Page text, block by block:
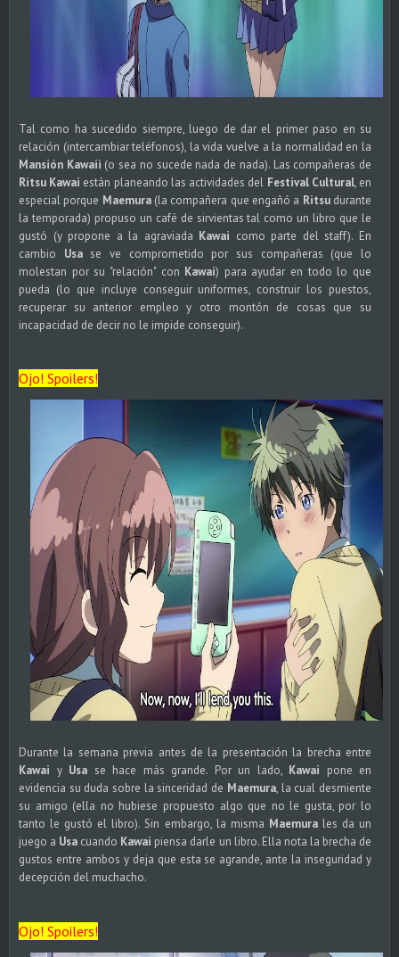
Tal como ha sucedido siempre, luego de dar el primer paso en su
relación (intercambiar teléfonos), la vida vuelve a la normalidad en la
Mansión Kawaii (o sea no sucede nada de nada). Las compañeras de
Ritsu Kawai están planeando las actividades del Festival Cultural, en
especial porque Maemura (la compañera que engañó a Ritsu durante
la temporada) propuso un café de sirvientas tal como un libro que le
gustó (y propone a la agraviada Kawai como parte del staff). En
cambio Usa se ve comprometido por sus compañeras (que lo
molestan por su "relación" con Kawai) para ayudar en todo lo que
pueda (lo que incluye conseguir uniformes, construir los puestos,
recuperar su anterior empleo y otro montón de cosas que su
incapacidad de decir no le impide conseguir).
Ojo! Spoilers!
Durante la semana previa antes de la presentación la brecha entre
Kawai y Usa se hace más grande. Por un lado, Kawai pone en
evidencia su duda sobre la sinceridad de Maemura, la cual desmiente
su amigo (ella no hubiese propuesto algo que no le gusta, por lo
tanto le gustó el libro). Sin embargo, la misma Maemura les da un
juego a Usa cuando Kawai piensa darle un libro. Ella nota la brecha de
gustos entre ambos y deja que esta se agrande, ante la inseguridad y
decepción del muchacho.
Ojo! Spoilers!